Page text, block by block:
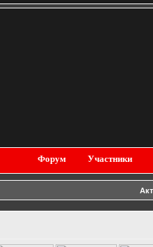
Форум Участники